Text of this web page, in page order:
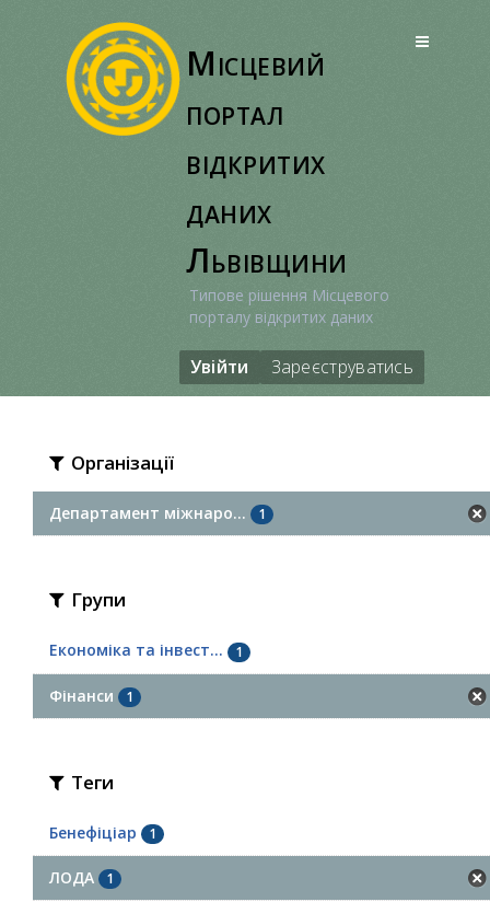
Місцевий
портал
відкритих
даних
Львівщини
Типове рішення Місцевого
порталу відкритих даних
Увійти Зареєструватись
Організації
Департамент міжнаро... 1
Групи
Економіка та інвест... 1
Фінанси 1
Теги
Бенефіціар 1
ЛОДА 1